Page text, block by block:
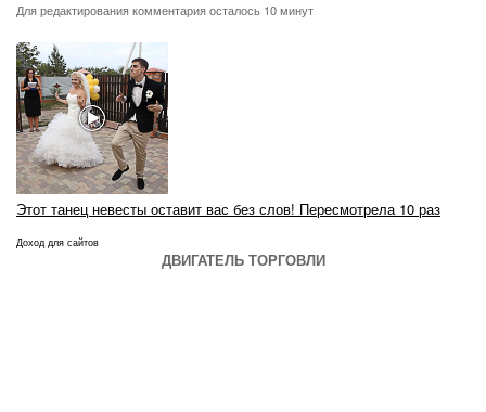
Для редактирования комментария осталось 10 минут
Этот танец невесты оставит вас без слов! Пересмотрела 10 раз
Доход для сайтов
ДВИГАТЕЛЬ ТОРГОВЛИ